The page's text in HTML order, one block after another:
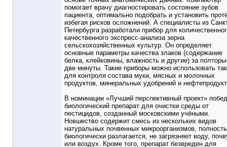
помогает врачу диагностировать состояние зубов
пациента, оптимально подобрать и установить
избегая рисков осложнений. А специалисты из
Петербурга разработали прибор для
качественного экспресс-анализа зерна
сельскохозяйственных культур. Он определяет
основные параметры качества злаков (содержание
белка, клейковины, влажность и другие) за
две минуты. Такие приборы можно использовать
для контроля состава муки, мясных и молочных
продуктов, минеральных удобрений и
В номинации «Лучший перспективный проект»
биологический препарат для очистки среды от
пестицидов, созданный московскими учёными.
Новшество содержит смесь из нескольких видов
натуральных почвенных микроорганизмов,
биологически разлагается, не загрязняет воду,
или воздух. Кроме того, препарат безвреден для